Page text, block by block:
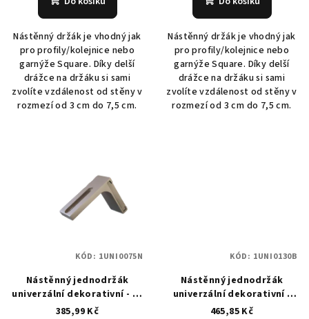
Nástěnný držák je vhodný jak
pro profily/kolejnice nebo
garnýže Square. Díky delší
drážce na držáku si sami
zvolíte vzdálenost od stěny v
rozmezí od 3 cm do 7,5 cm.
Nástěnný držák je vhodný jak
pro profily/kolejnice nebo
garnýže Square. Díky delší
drážce na držáku si sami
zvolíte vzdálenost od stěny v
rozmezí od 3 cm do 7,5 cm.
Nástěnný jednodržák
univerzální dekorativní - 75
mm - šedý (inox)
385,99 Kč
KÓD: 1UNI0075N
Nástěnný jednodržák
univerzální dekorativní -
130 mm - bílý
465,85 Kč
KÓD: 1UNI0130B